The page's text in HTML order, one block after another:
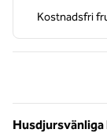
Kostnadsfri